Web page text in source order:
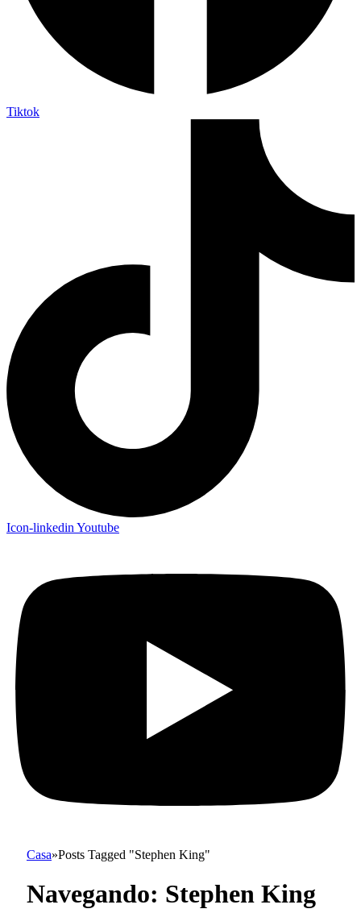
Tiktok
Icon-linkedin Youtube
Casa»Posts Tagged "Stephen King"
Navegando: Stephen King